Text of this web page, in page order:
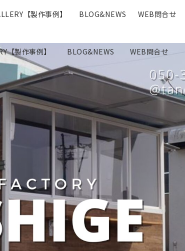
【製作事例】 BLOG&NEWS WEB問合せ
【製作事例】 BLOG&NEWS WEB問合せ